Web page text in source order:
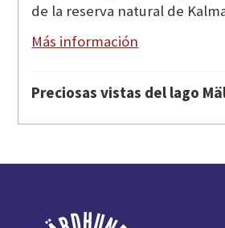
de la reserva natural de
Más información
Preciosas vistas del lago